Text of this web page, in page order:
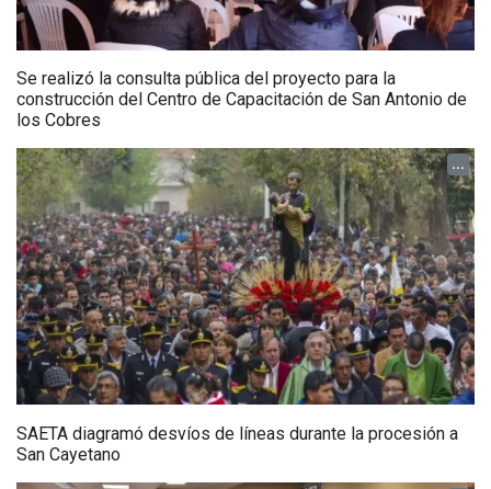
Se realizó la consulta pública del proyecto para la
construcción del Centro de Capacitación de San Antonio de
los Cobres
...
SAETA diagramó desvíos de líneas durante la procesión a
San Cayetano